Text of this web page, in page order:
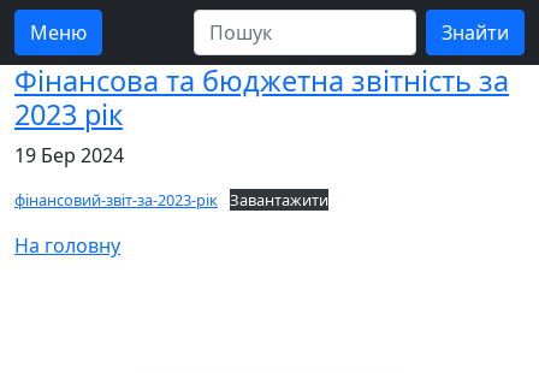
Меню
Фінансова та бюджетна звітність за
2023 рік
19 Бер 2024
фінансовий-звіт-за-2023-рік Завантажити
На головну